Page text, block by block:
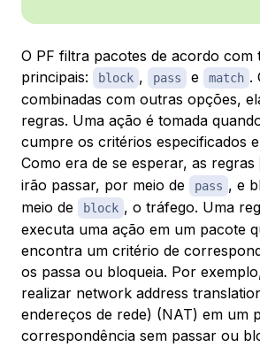
O PF filtra pacotes de acordo com
principais:
block , pass e match .
combinadas com outras opções,
regras. Uma ação é tomada
cumpre os critérios especificados
Como era de se esperar, as regras
irão passar, por meio de pass , e
meio de
block , o tráfego. Uma
executa uma ação em um pacote
encontra um critério de
os passa ou bloqueia. Por
realizar network address
endereços de rede) (NAT) em um
correspondência sem passar ou